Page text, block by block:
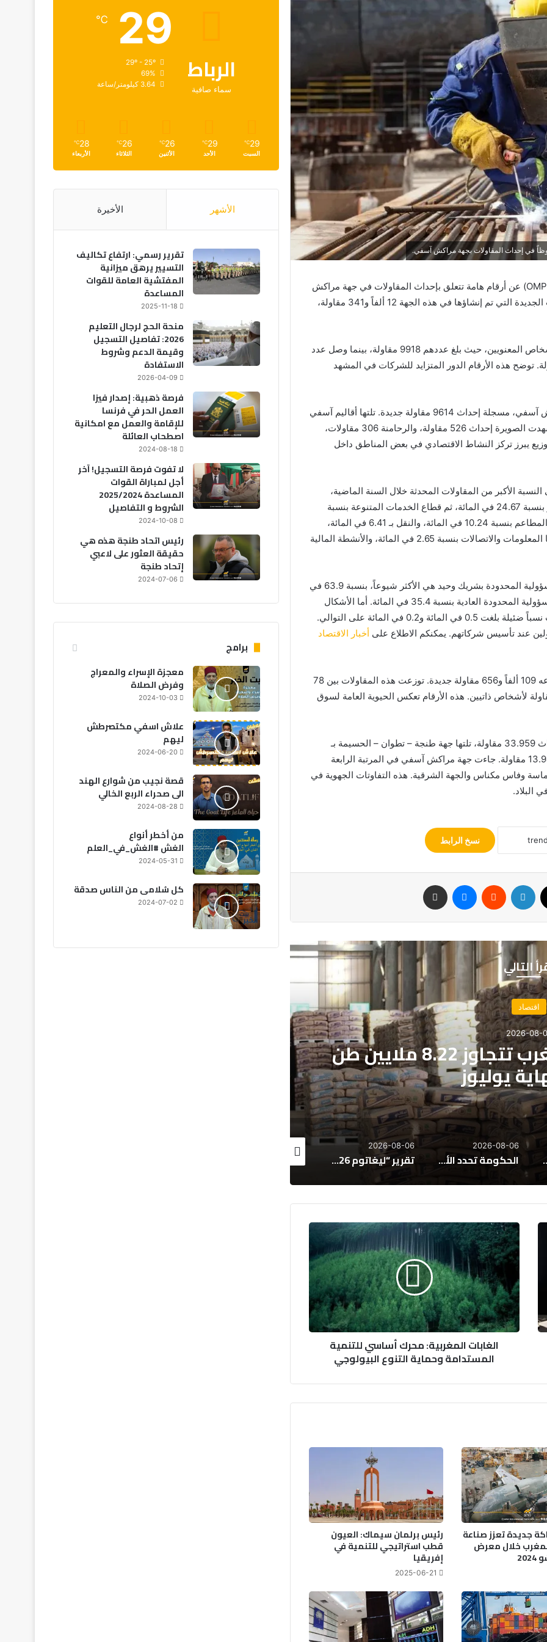
كشف المكتب المغربي للملكية الصناعية والتجارية (OMPIC) عن أرقام هامة تتعلق بإحداث المقاولات في جهة مراكش
آسفي خلال عام 2025. فقد بلغ إجمالي عدد المقاولات الجديدة التي تم إنشاؤها في هذه الجهة 12 ألفاً و341 مقاولة،
توزعت هذه المقاولات الجديدة بشكل أساسي بين الأشخاص المعنويين، حيث بلغ عددهم 9918 مقاولة، بينما وصل عدد
التي أحدثها أشخاص ذاتيون إلى 2423 مقاولة. توضح هذه الأرقام الدور المتزايد للشركات في المشهد
تصدرت عمالة مراكش المرتبة الأولى ضمن جهة مراكش آسفي، مسجلة إحداث 9614 مقاولة جديدة. تلتها أقاليم آسفي
بـ 949 مقاولة، ثم قلعة السراغنة بـ 527 مقاولة. كما شهدت الصويرة إحداث 526 مقاولة، والرحامنة 306 مقاولات،
183 مقاولة. هذا التوزيع يبرز تركز النشاط الاقتصادي في بعض المناطق داخل
الأكبر من المقاولات المحدثة خلال السنة الماضية،
بنسبة 27.34 في المائة. وجاء بعده قطاع البناء والعقار بنسبة 24.67 في المائة، ثم قطاع الخدمات المتنوعة بنسبة
20.12 في المائة. وشملت القطاعات الأخرى الفندقة والمطاعم بنسبة 10.24 في المائة، والنقل بـ 6.41 في المائة،
والصناعة بـ 5.58 في المائة. كما ساهم قطاع تكنولوجيا المعلومات والاتصالات بنسبة 2.65 في المائة، والأنشطة المالية
فيما يخص الأشكال القانونية، كانت الشركات ذات المسؤولية المحدودة بشريك وحيد هي الأكثر شيوعاً، بنسبة 63.9 في
المائة من المقاولات الجديدة. تبعتها الشركات ذات المسؤولية المحدودة العادية بنسبة 35.4 في المائة. أما الأشكال
القانونية الأخرى والشركات المجهولة الإسم، فقد مثلت نسباً ضئيلة بلغت 0.5 في المائة و0.2 في المائة على التوالي.
عند تأسيس شركاتهم. يمكنكم الاطلاع على أخبار الاقتصاد
على الصعيد الوطني، شهد عام 2025 إحداث ما مجموعه 109 ألفاً و656 مقاولة جديدة. توزعت هذه المقاولات بين 78
احتلت جهة الدار البيضاء – سطات الصدارة وطنياً بإحداث 33.959 مقاولة، تلتها جهة طنجة – تطوان – الحسيمة بـ
15.286 مقاولة، ثم جهة الرباط – سلا – القنيطرة بـ 13.983 مقاولة. جاءت جهة مراكش آسفي في المرتبة الرابعة
سوس ماسة وفاس مكناس والجهة الشرقية. هذه التفاوتات الجهوية في
في البلاد.
نسخ الرابط
التالي
اقتصاد
2026-08-07
في تأييد الانفتاح
التجاري
الحكومة تحدد الأولويات الكبرى لمشروع قانون مالية 2027
2026-08-06
2026-08-06
تقرير: 38% من المغاربة يخصصون أكثر من 40% من دخلهم لسداد القروض
2026-08-06
ا
ل
غ
ب
ا
ت
ا
ل
ب
ح
ر
ك
أ
س
ا
س
ي
ل
ل
ي
ة
الغابات المغربية: محرك أساسي للتنمية
المستدامة وحماية التنوع البيولوجي
جديدة تعزز صناعة
خلال معرض
رئيس برلمان سيماك: العيون
قطب استراتيجي للتنمية في
إفريقيا
2025-06-21
الرباط
سماء صافية
29
℃
69%
3.64 كيلومتر/ساعة
29
℃
السبت
29
℃
الأحد
26
℃
الأثنين
26
℃
الثلاثاء
28
℃
الأربعاء
الأشهر الأخيرة
تقرير رسمي: ارتفاع تكاليف
التسيير يرهق ميزانية
المفتشية العامة للقوات
المساعدة
2025-11-18
منحة الحج لرجال التعليم
2026: تفاصيل التسجيل
وقيمة الدعم وشروط
الاستفادة
2026-04-09
فرصة ذهبية: إصدار فيزا
العمل الحر في فرنسا
للإقامة والعمل مع امكانية
اصطحاب العائلة
2024-08-18
لا تفوت فرصة التسجيل! آخر
أجل لمباراة القوات
المساعدة 2025/2024
الشروط و التفاصيل
2024-10-08
رئيس اتحاد طنجة هذه هي
حقيقة العثور على لاعبي
إتحاد طنجة
2024-07-06
برامج
معجزة الإسراء والمعراج
وفرض الصلاة
2024-10-03
علاش اسفي مكتصرطش
ليهم
2024-06-20
قصة نجيب من شوارع الهند
الى صحراء الربع الخالي
2024-08-28
من أخطر أنواع
الغش #الغش_في_العلم
2024-05-31
كل سُلامى من الناس صدقة
2024-07-02